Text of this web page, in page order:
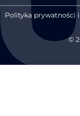
Polityka prywatności
©